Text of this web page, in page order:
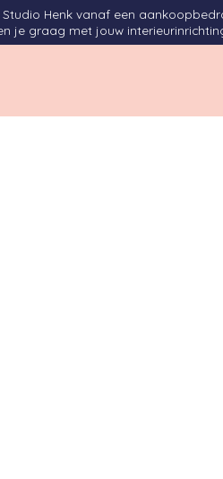
Henk vanaf een
je graag met jouw